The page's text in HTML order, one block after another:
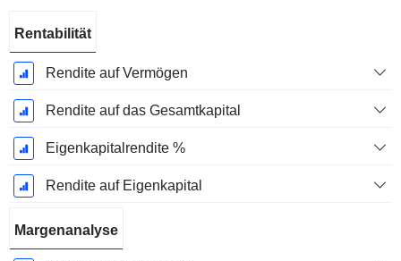
Geschäftsjahres:
Dezember
Rentabilität
Rendite auf Vermögen
Rendite auf das Gesamtkapital
Eigenkapitalrendite %
Rendite auf Eigenkapital
Margenanalyse